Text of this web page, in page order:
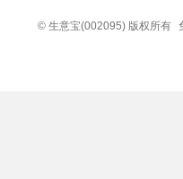
© 生意宝(002095) 版权所有